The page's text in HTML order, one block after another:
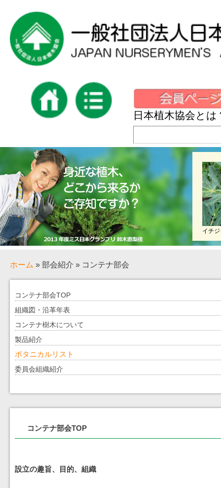
日本植木協会とは
イチ
ホーム » 部会紹介 » コンテナ部会
コンテナ部会TOP
組織図・沿革年表
コンテナ樹木について
製品紹介
ボタニカルリスト
委員会組織紹介
コンテナ部会TOP
設立の趣旨、目的、組織